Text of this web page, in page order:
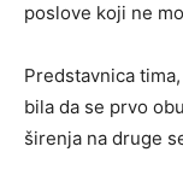
poslove koji ne
Predstavnica
bila da se prvo
širenja na druge